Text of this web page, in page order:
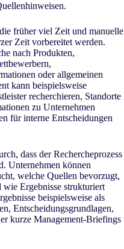
früher viel Zeit und manuelle
Zeit vorbereitet werden.
nach Produkten,
oder allgemeinen
kann beispielsweise
recherchieren, Standorte
zu Unternehmen
für interne Entscheidungen
dass der Rechercheprozess
Unternehmen können
welche Quellen bevorzugt,
wie Ergebnisse strukturiert
beispielsweise als
Entscheidungsgrundlagen,
kurze Management-Briefings